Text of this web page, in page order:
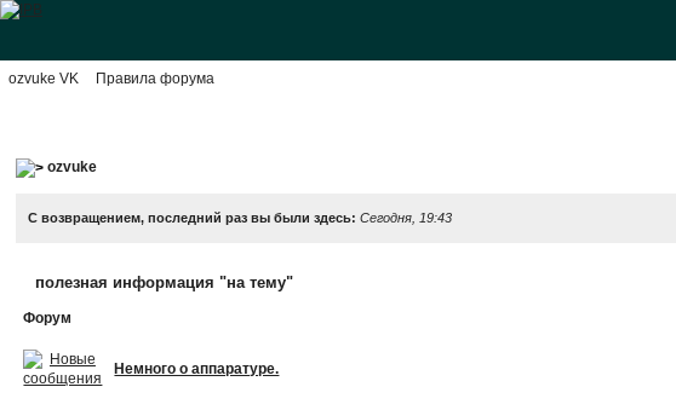
ozvuke VK Правила форума
ozvuke
С возвращением, последний раз вы были здесь:Сегодня, 19:43
полезная информация "на тему"
Форум
Немного о аппаратуре.